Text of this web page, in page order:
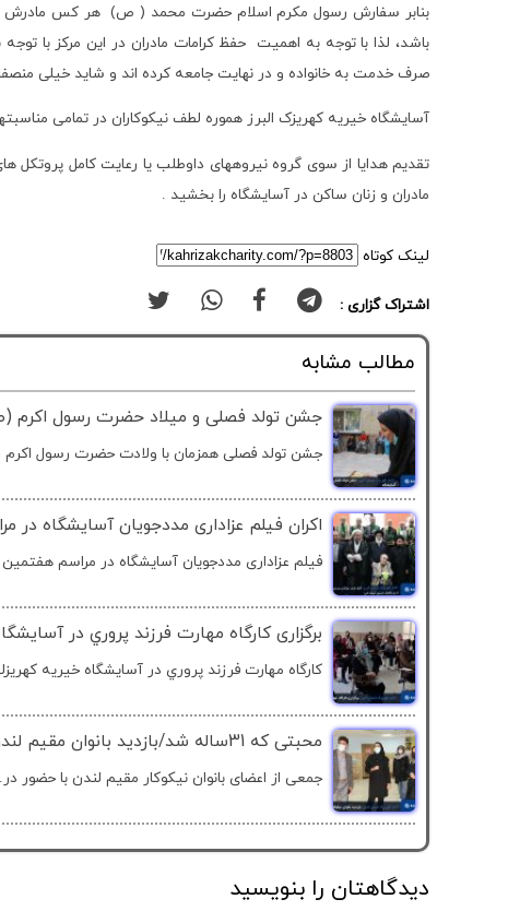
بنابر سفارش رسول مکرم اسلام حضرت محمد ( ص) هر کس مادرش را
باشد، لذا با توجه به اهمیت حفظ کرامات مادران در این مرکز با
صرف خدمت به خانواده و در نهایت جامعه کرده اند و شاید خیلی
آسایشگاه خیریه کهریزک البرز هموره لطف نیکوکاران در تمامی
تقدیم هدایا از سوی گروه نیروههای داوطلب یا رعایت کامل
مادران و زنان ساکن در آسایشگاه را بخشید .
لینک کوتاه
اشتراک گزاری :
مطالب مشابه
جشن تولد فصلی و میلاد حضرت رسول اکرم
جشن تولد فصلی همزمان با ولادت حضرت رسول
اکران فیلم عزاداری مددجویان آسایشگاه
فیلم عزاداری مددجویان آسایشگاه در مراسم
برگزاری كارگاه مهارت فرزند پروري در
كارگاه مهارت فرزند پروري در آسایشگاه خیریه
محبتی که 31ساله شد/بازدید بانوان مقیم لندن از آسایشگاه خیریه کهریزک استان البرز
جمعی از اعضای بانوان نیکوکار مقیم لندن با حضور
دیدگاهتان را بنویسید